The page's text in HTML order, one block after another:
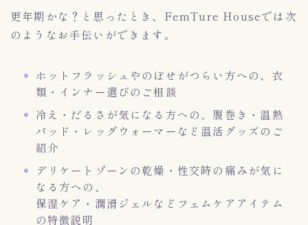
更年期かな？と思ったとき、FemTure Houseでは次
のようなお手伝いができます。
ホットフラッシュやのぼせがつらい方への、衣
類・インナー選びのご相談
冷え・だるさが気になる方への、腹巻き・温熱
パッド・レッグウォーマーなど温活グッズのご
紹介
デリケートゾーンの乾燥・性交時の痛みが気に
なる方への、
保湿ケア・潤滑ジェルなどフェムケアアイテム
の特徴説明